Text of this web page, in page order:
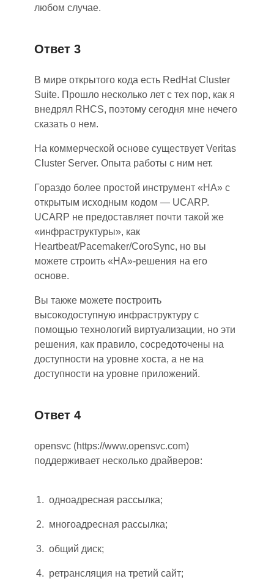
любом случае.
Ответ 3
В мире открытого кода есть RedHat Cluster
Suite. Прошло несколько лет с тех пор, как я
внедрял RHCS, поэтому сегодня мне нечего
сказать о нем.
На коммерческой основе существует Veritas
Cluster Server. Опыта работы с ним нет.
Гораздо более простой инструмент «HA» с
открытым исходным кодом — UCARP.
UCARP не предоставляет почти такой же
«инфраструктуры», как
Heartbeat/Pacemaker/CoroSync, но вы
можете строить «HA»-решения на его
основе.
Вы также можете построить
высокодоступную инфраструктуру с
помощью технологий виртуализации, но эти
решения, как правило, сосредоточены на
доступности на уровне хоста, а не на
доступности на уровне приложений.
Ответ 4
opensvc (https://www.opensvc.com)
поддерживает несколько драйверов:
одноадресная рассылка;
многоадресная рассылка;
общий диск;
ретрансляция на третий сайт;